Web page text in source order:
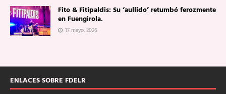
Fito & Fitipaldis: Su ‘aullido’ retumbó ferozmente
en Fuengirola.
17 mayo, 2026
ENLACES SOBRE FDELR